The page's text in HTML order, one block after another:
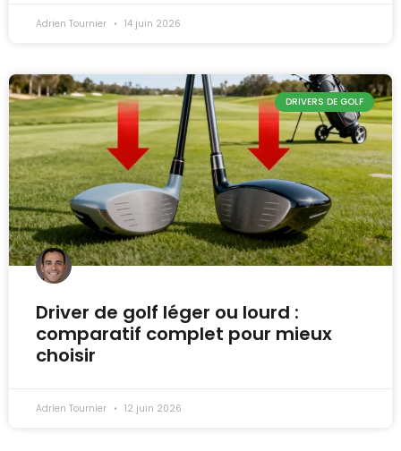
Adrien Tournier 14 juin 2026
DRIVERS DE GOLF
Driver de golf léger ou lourd :
comparatif complet pour mieux
choisir
Adrien Tournier 12 juin 2026